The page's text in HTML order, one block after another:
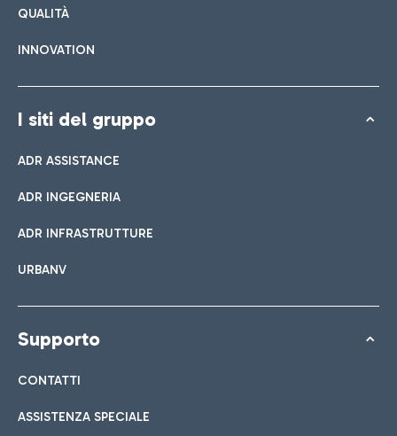
QUALITÀ
INNOVATION
I siti del gruppo
ADR ASSISTANCE
ADR INGEGNERIA
ADR INFRASTRUTTURE
URBANV
Supporto
CONTATTI
ASSISTENZA SPECIALE